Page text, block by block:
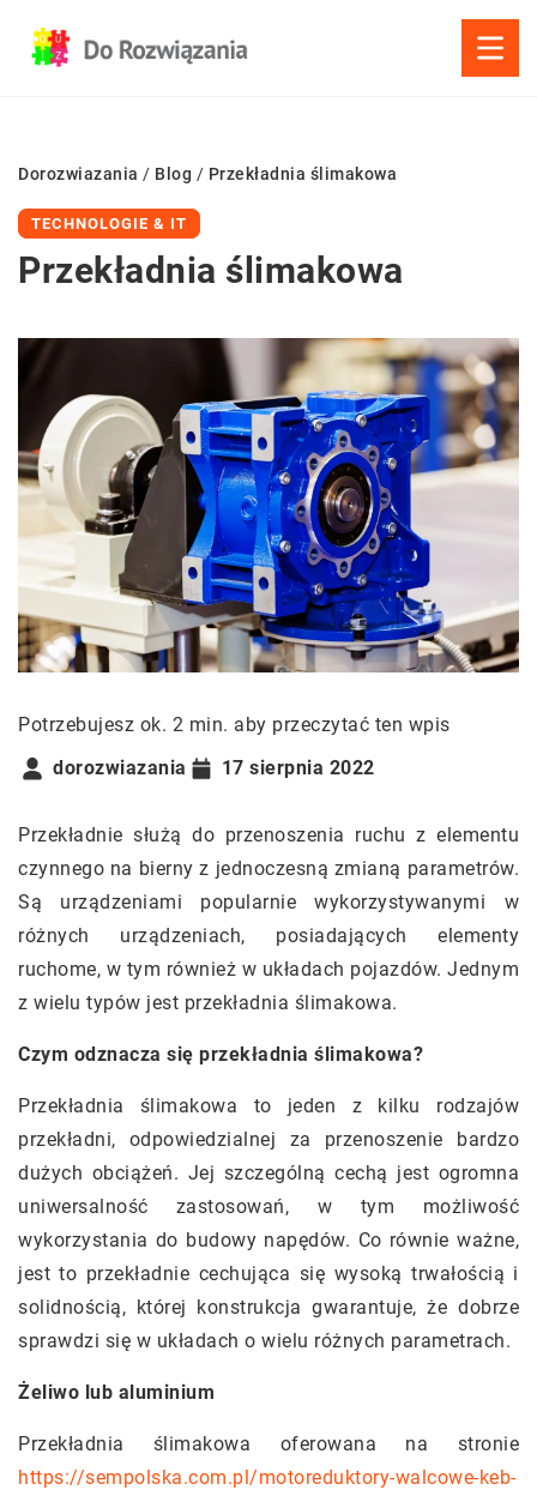
Dorozwiazania / Blog / Przekładnia ślimakowa
TECHNOLOGIE & IT
Przekładnia ślimakowa
Potrzebujesz ok. 2 min. aby przeczytać ten wpis
dorozwiazania
17 sierpnia 2022
Przekładnie służą do przenoszenia ruchu z elementu
czynnego na bierny z jednoczesną zmianą parametrów.
Są urządzeniami popularnie wykorzystywanymi w
różnych urządzeniach, posiadających elementy
ruchome, w tym również w układach pojazdów. Jednym
z wielu typów jest przekładnia ślimakowa.
Czym odznacza się przekładnia ślimakowa?
Przekładnia ślimakowa to jeden z kilku rodzajów
przekładni, odpowiedzialnej za przenoszenie bardzo
dużych obciążeń. Jej szczególną cechą jest ogromna
uniwersalność zastosowań, w tym możliwość
wykorzystania do budowy napędów. Co równie ważne,
jest to przekładnie cechująca się wysoką trwałością i
solidnością, której konstrukcja gwarantuje, że dobrze
sprawdzi się w układach o wielu różnych parametrach.
Żeliwo lub aluminium
Przekładnia ślimakowa oferowana na stronie
https://sempolska.com.pl/motoreduktory-walcowe-keb-